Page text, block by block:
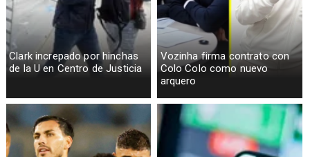
Clark increpado por hinchas
de la U en Centro de Justicia
Vozinha firma contrato con
Colo Colo como nuevo
arquero